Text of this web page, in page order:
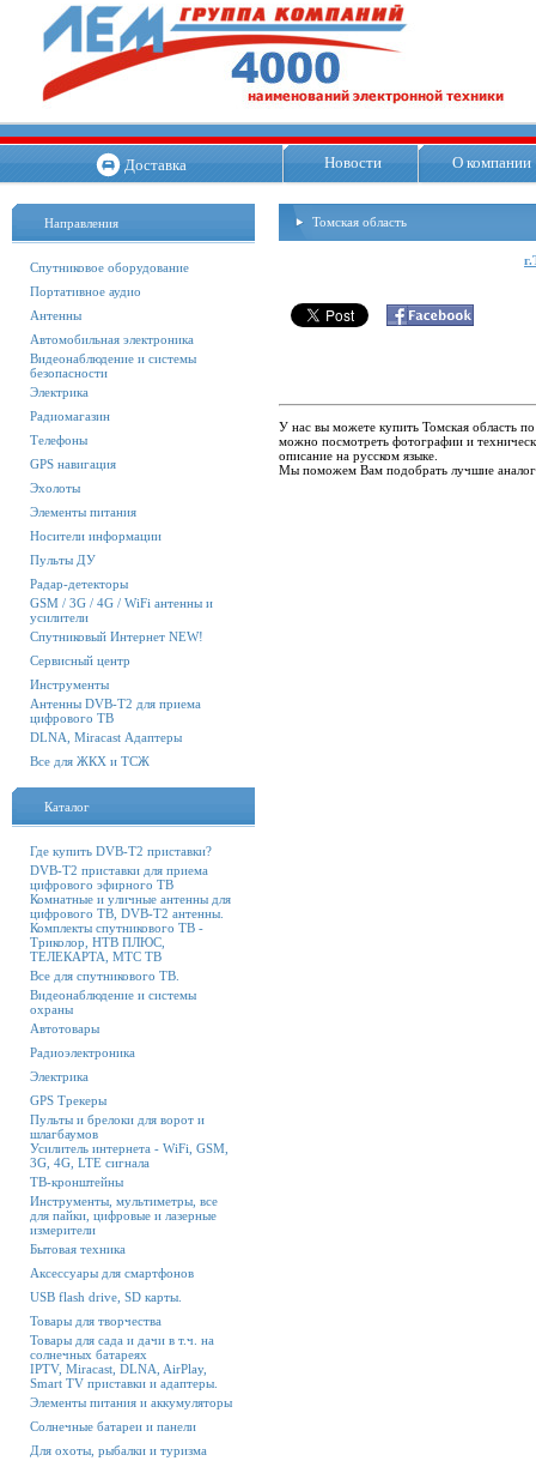
Доставка Новости О компании
Направления
Спутниковое оборудование
Портативное аудио
Антенны
Автомобильная электроника
Видеонаблюдение и системы
безопасности
Электрика
Радиомагазин
Телефоны
GPS навигация
Эхолоты
Элементы питания
Носители информации
Пульты ДУ
Радар-детекторы
GSM / 3G / 4G / WiFi антенны и
усилители
Спутниковый Интернет NEW!
Сервисный центр
Инструменты
Антенны DVB-T2 для приема
цифрового ТВ
DLNA, Miracast Адаптеры
Все для ЖКХ и ТСЖ
Каталог
Где купить DVB-T2 приставки?
DVB-T2 приставки для приема
цифрового эфирного ТВ
Комнатные и уличные антенны для
цифрового ТВ, DVB-T2 антенны.
Комплекты спутникового ТВ -
Триколор, НТВ ПЛЮС,
ТЕЛЕКАРТА, МТС ТВ
Все для спутникового ТВ.
Видеонаблюдение и системы
охраны
Автотовары
Радиоэлектроника
Электрика
GPS Трекеры
Пульты и брелоки для ворот и
шлагбаумов
Усилитель интернета - WiFi, GSM,
3G, 4G, LTE сигнала
ТВ-кронштейны
Инструменты, мультиметры, все
для пайки, цифровые и лазерные
измерители
Бытовая техника
Аксессуары для смартфонов
USB flash drive, SD карты.
Товары для творчества
Товары для сада и дачи в т.ч. на
солнечных батареях
IPTV, Miracast, DLNA, AirPlay,
Smart TV приставки и адаптеры.
Элементы питания и аккумуляторы
Солнечные батареи и панели
Для охоты, рыбалки и туризма
Томская область
У нас вы можете купить Томская область
можно посмотреть фотографии и
описание на русском языке.
Мы поможем Вам подобрать лучшие